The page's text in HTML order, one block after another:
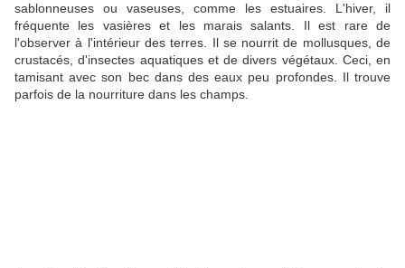
sablonneuses ou vaseuses, comme les estuaires. L'hiver, il
fréquente les vasières et les marais salants. Il est rare de
l'observer à l'intérieur des terres. Il se nourrit de mollusques, de
crustacés, d'insectes aquatiques et de divers végétaux. Ceci, en
tamisant avec son bec dans des eaux peu profondes. Il trouve
parfois de la nourriture dans les champs.